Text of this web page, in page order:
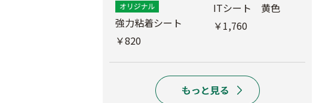
強力粘着シート
￥820
ITシート 黄色
￥1,760